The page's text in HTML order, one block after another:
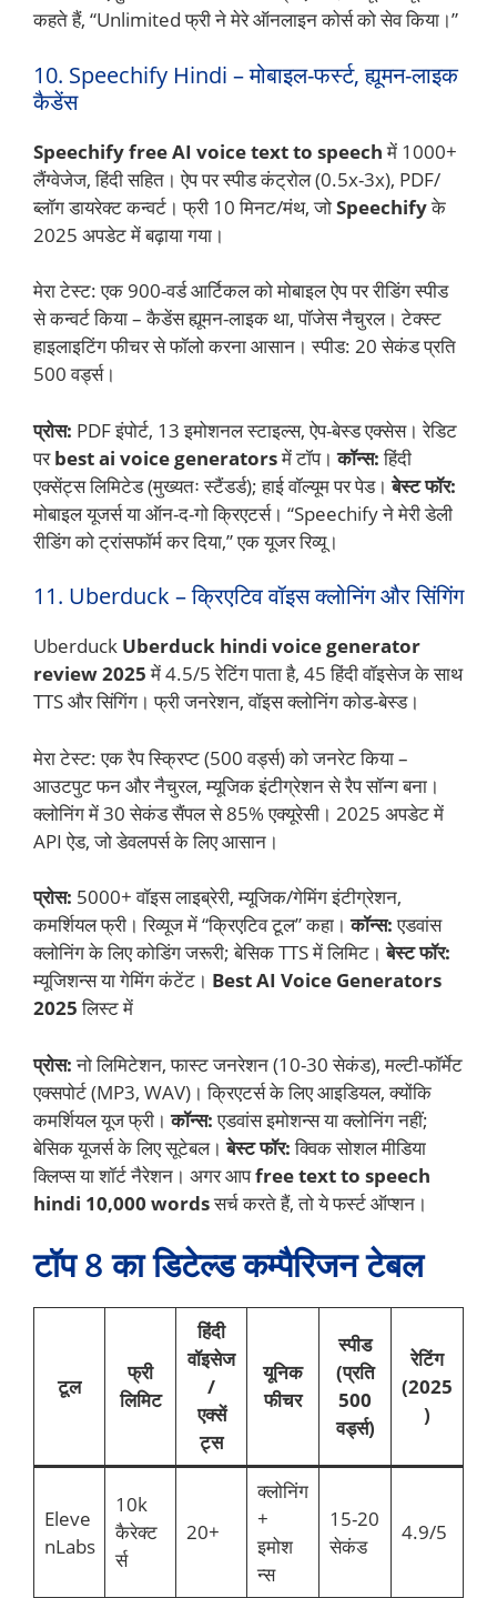
कहते हैं, “Unlimited फ्री ने मेरे ऑनलाइन कोर्स को सेव किया।”
10. Speechify Hindi – मोबाइल-फर्स्ट, ह्यूमन-लाइक
कैडेंस
Speechifyfree AI voice text to speechमें 1000+
लैंग्वेजेज, हिंदी सहित। ऐप पर स्पीड कंट्रोल (0.5x-3x), PDF/
ब्लॉग डायरेक्ट कन्वर्ट। फ्री 10 मिनट/मंथ, जोSpeechifyके
2025 अपडेट में बढ़ाया गया।
मेरा टेस्ट: एक 900-वर्ड आर्टिकल को मोबाइल ऐप पर रीडिंग स्पीड
से कन्वर्ट किया – कैडेंस ह्यूमन-लाइक था, पॉजेस नैचुरल। टेक्स्ट
हाइलाइटिंग फीचर से फॉलो करना आसान। स्पीड: 20 सेकंड प्रति
500 वर्ड्स।
प्रोस: PDF इंपोर्ट, 13 इमोशनल स्टाइल्स, ऐप-बेस्ड एक्सेस। रेडिट
परbest ai voice generatorsमें टॉप।कॉन्स:हिंदी
एक्सेंट्स लिमिटेड (मुख्यतः स्टैंडर्ड); हाई वॉल्यूम पर पेड।बेस्ट फॉर:
मोबाइल यूजर्स या ऑन-द-गो क्रिएटर्स। “Speechify ने मेरी डेली
रीडिंग को ट्रांसफॉर्म कर दिया,” एक यूजर रिव्यू।
11. Uberduck – क्रिएटिव वॉइस क्लोनिंग और सिंगिंग
Uberduck Uberduck hindi voice generator
review 2025में 4.5/5 रेटिंग पाता है, 45 हिंदी वॉइसेज के साथ
TTS और सिंगिंग। फ्री जनरेशन, वॉइस क्लोनिंग कोड-बेस्ड।
मेरा टेस्ट: एक रैप स्क्रिप्ट (500 वर्ड्स) को जनरेट किया –
आउटपुट फन और नैचुरल, म्यूजिक इंटीग्रेशन से रैप सॉन्ग बना।
क्लोनिंग में 30 सेकंड सैंपल से 85% एक्यूरेसी। 2025 अपडेट में
API ऐड, जो डेवलपर्स के लिए आसान।
प्रोस: 5000+ वॉइस लाइब्रेरी, म्यूजिक/गेमिंग इंटीग्रेशन,
कमर्शियल फ्री। रिव्यूज में “क्रिएटिव टूल” कहा।कॉन्स:एडवांस
क्लोनिंग के लिए कोडिंग जरूरी; बेसिक TTS में लिमिट।बेस्ट फॉर:
म्यूजिशन्स या गेमिंग कंटेंट। Best AI Voice Generators
2025लिस्ट में
प्रोस:नो लिमिटेशन, फास्ट जनरेशन (10-30 सेकंड), मल्टी-फॉर्मेट
एक्सपोर्ट (MP3, WAV)। क्रिएटर्स के लिए आइडियल, क्योंकि
कमर्शियल यूज फ्री।कॉन्स:एडवांस इमोशन्स या क्लोनिंग नहीं;
बेसिक यूजर्स के लिए सूटेबल।बेस्ट फॉर:क्विक सोशल मीडिया
क्लिप्स या शॉर्ट नैरेशन। अगर आपfree text to speech
hindi 10,000 wordsसर्च करते हैं, तो ये फर्स्ट ऑप्शन।
टॉप 8 का डिटेल्ड कम्पैरिजन टेबल
टूल
फ्री
लिमिट
हिंदी
वॉइसेज
/
एक्सें
ट्स
यूनिक
फीचर
स्पीड
(प्रति
500
वर्ड्स)
रेटिंग
(2025
)
Eleve
nLabs
10k
कैरेक्ट
र्स
20+
क्लोनिंग
+
इमोश
न्स
15-20
सेकंड
4.9/5